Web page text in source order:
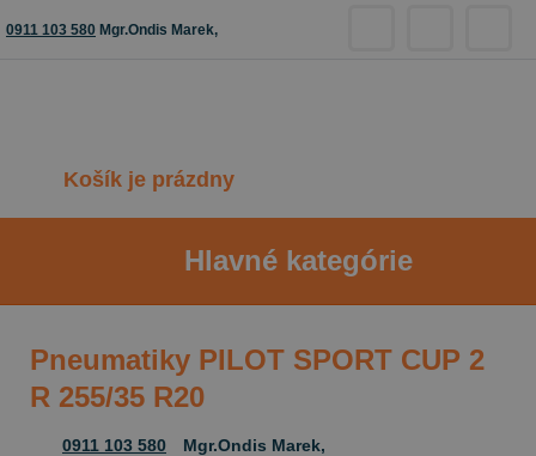
0911 103 580 Mgr.Ondis Marek,
Košík je prázdny
Hlavné kategórie
Pneumatiky PILOT SPORT CUP 2
R 255/35 R20
0911 103 580 Mgr.Ondis Marek,